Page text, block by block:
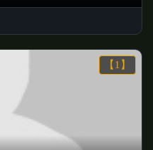
【1】